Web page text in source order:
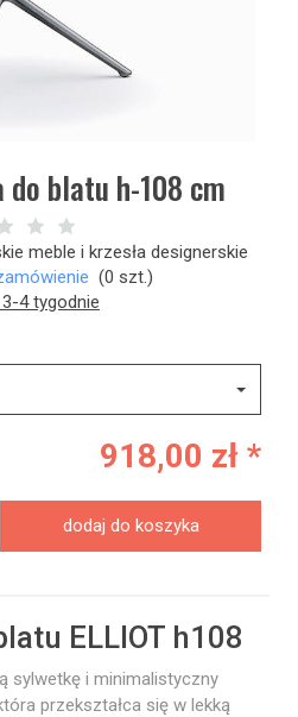
do blatu h-108 cm
meble i krzesła designerskie
(0 szt.)
4 tygodnie
918,00 zł *
dodaj do koszyka
ELLIOT h108
sylwetkę i minimalistyczny
przekształca się w lekką